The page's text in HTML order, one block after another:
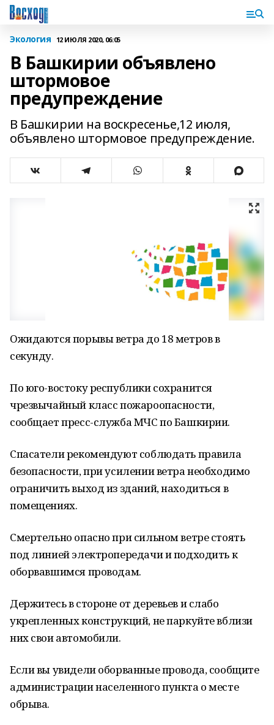
Экология 12 ИЮЛЯ 2020, 06:05
В Башкирии объявлено
штормовое
предупреждение
В Башкирии на воскресенье,12 июля,
объявлено штормовое предупреждение.
Ожидаются порывы ветра до 18 метров в
секунду.
По юго-востоку республики сохранится
чрезвычайный класс пожароопасности,
сообщает пресс-служба МЧС по Башкирии.
Спасатели рекомендуют соблюдать правила
безопасности, при усилении ветра необходимо
ограничить выход из зданий, находиться в
помещениях.
Смертельно опасно при сильном ветре стоять
под линией электропередачи и подходить к
оборвавшимся проводам.
Держитесь в стороне от деревьев и слабо
укрепленных конструкций, не паркуйте вблизи
них свои автомобили.
Если вы увидели оборванные провода, сообщите
администрации населенного пункта о месте
обрыва.